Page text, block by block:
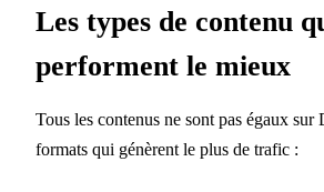
Les types de contenu
performent le mieux
Tous les contenus ne sont pas égaux sur
formats qui génèrent le plus de trafic :